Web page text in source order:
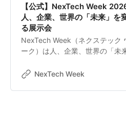
【公式】NexTech Week
人、企業、世界の「未来」を
る展示会
NexTech Week（ネクステック
ーク）は人、企業、世界の「未
る展示会です。AI、ブロックチェ
ロジー、DXを推進するために不
NexTech Week